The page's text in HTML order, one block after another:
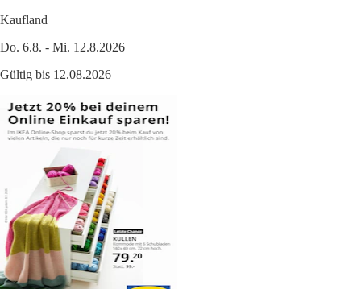
Kaufland
Do. 6.8. - Mi. 12.8.2026
Gültig bis 12.08.2026